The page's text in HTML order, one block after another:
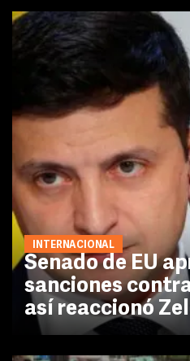
INTERNACIONAL
Senado de EU
sanciones
así reaccionó